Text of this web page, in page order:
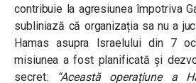
contribuie la agresiunea împotriva
subliniază că organizația sa nu a
Hamas asupra Israelului din 7
misiunea a fost planificată și
secret:
“Această operațiune a